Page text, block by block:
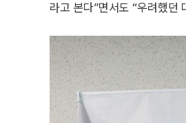
라고 본다”면서도 “우려했던